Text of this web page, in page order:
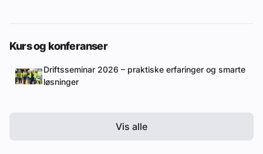
Kurs og konferanser
Driftsseminar 2026 – praktiske erfaringer og smarte
løsninger
Vis alle